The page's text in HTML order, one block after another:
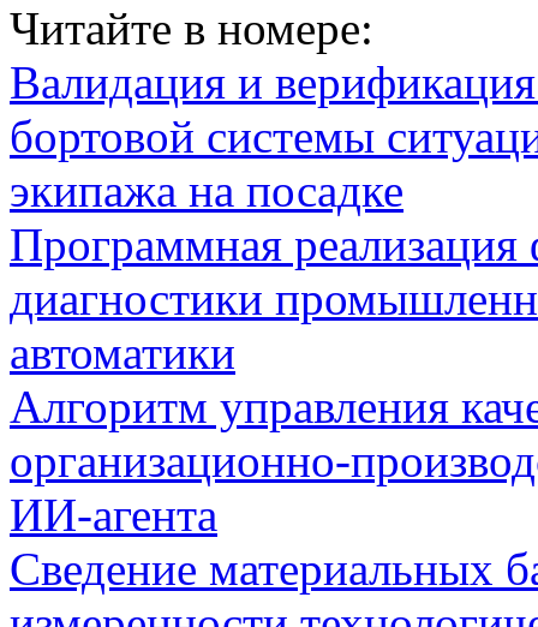
Читайте в номере:
Валидация и
бортовой системы
экипажа на посадке
Программная
диагностики
автоматики
Алгоритм управления
организационно-
ИИ-агента
Сведение материальных